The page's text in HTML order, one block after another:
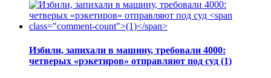
Избили, запихали в машину, требовали 4000:
четверых «рэкетиров» отправляют под суд (1)